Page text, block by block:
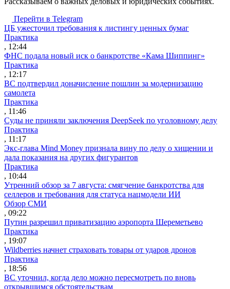
Перейти в Telegram
ЦБ ужесточил требования к листингу ценных бумаг
Практика
, 12:44
ФНС подала новый иск о банкротстве «Кама Шиппинг»
Практика
, 12:17
ВС подтвердил доначисление пошлин за модернизацию
самолета
Практика
, 11:46
Суды не приняли заключения DeepSeek по уголовному делу
Практика
, 11:17
Экс-глава Mind Money признала вину по делу о хищении и
дала показания на других фигурантов
Практика
, 10:44
Утренний обзор за 7 августа: смягчение банкротства для
селлеров и требования для статуса нацмодели ИИ
Обзор СМИ
, 09:22
Путин разрешил приватизацию аэропорта Шереметьево
Практика
, 19:07
Wildberries начнет страховать товары от ударов дронов
Практика
, 18:56
ВС уточнил, когда дело можно пересмотреть по вновь
открывшимся обстоятельствам